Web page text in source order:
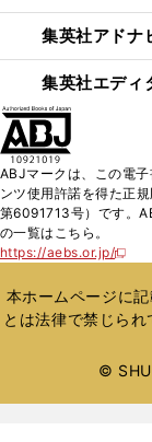
集英社アドナ
集英社エディ
ABJマークは、この電
ンツ使用許諾を得た正
第6091713号）です。
の一覧はこちら。
https://aebs.or.jp/
新
い
ウ
ィ
ウ
本ホームページに
とは法律で禁じら
©